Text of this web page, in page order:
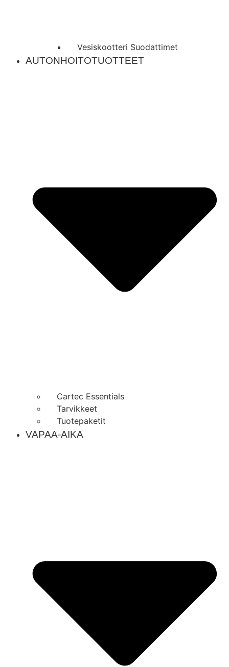
Vesiskootteri Suodattimet
AUTONHOITOTUOTTEET
Cartec Essentials
Tarvikkeet
Tuotepaketit
VAPAA-AIKA